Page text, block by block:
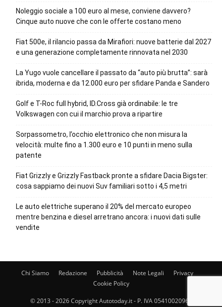
Noleggio sociale a 100 euro al mese, conviene davvero?
Cinque auto nuove che con le offerte costano meno
Fiat 500e, il rilancio passa da Mirafiori: nuove batterie dal 2027
e una generazione completamente rinnovata nel 2030
La Yugo vuole cancellare il passato da “auto più brutta”: sarà
ibrida, moderna e da 12.000 euro per sfidare Panda e Sandero
Golf e T-Roc full hybrid, ID.Cross già ordinabile: le tre
Volkswagen con cui il marchio prova a ripartire
Sorpassometro, l’occhio elettronico che non misura la
velocità: multe fino a 1.300 euro e 10 punti in meno sulla
patente
Fiat Grizzly e Grizzly Fastback pronte a sfidare Dacia Bigster:
cosa sappiamo dei nuovi Suv familiari sotto i 4,5 metri
Le auto elettriche superano il 20% del mercato europeo
mentre benzina e diesel arretrano ancora: i nuovi dati sulle
vendite
Chi Siamo Redazione Pubblicità Note Legali
Privacy
Cookie Policy
© 2013 - 2026 Copyright Autotoday.it - P. IVA 05410020969